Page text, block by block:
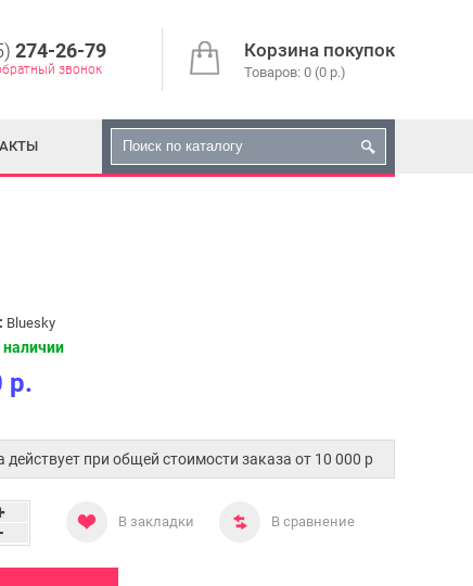
Корзина покупок
Товаров: 0 (0 р.)
274-26-79
звонок
Bluesky
наличии
р.
действует при общей стоимости заказа от 10 000 p
В закладки В сравнение